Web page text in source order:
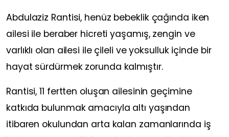
Abdulaziz Rantisi, henüz bebeklik çağında iken
ailesi ile beraber hicreti yaşamış, zengin ve
varlıklı olan ailesi ile çileli ve yoksulluk içinde bir
hayat sürdürmek zorunda kalmıştır.
Rantisi, 11 fertten oluşan ailesinin geçimine
katkıda bulunmak amacıyla altı yaşından
itibaren okulundan arta kalan zamanlarında iş